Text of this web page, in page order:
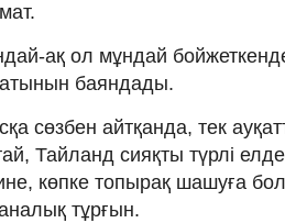
ақ ол мұндай
баяндады.
сөзбен айтқанда, тек
Тайланд сияқты түрлі
көпке топырақ шашуға
тұрғын.